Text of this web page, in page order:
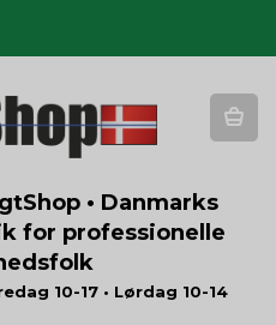
• Danmarks
for professionelle
10-17 • Lørdag 10-14